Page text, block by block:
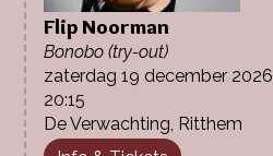
Flip Noorman
Bonobo (try-out)
zaterdag 19 december 2026
20:15
De Verwachting, Ritthem